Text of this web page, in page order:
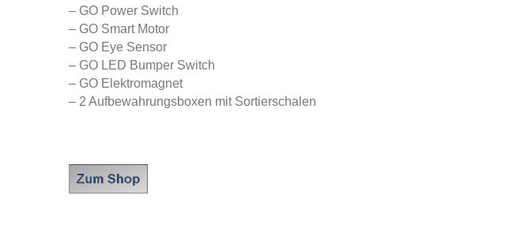
– GO Power Switch
– GO Smart Motor
– GO Eye Sensor
– GO LED Bumper Switch
– GO Elektromagnet
– 2 Aufbewahrungsboxen mit Sortierschalen